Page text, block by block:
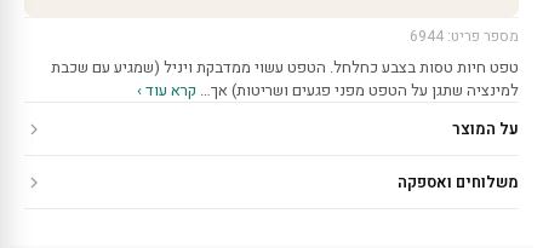
מספר פריט: 6944
טפט חיות טסות בצבע כחלחל. הטפט עשוי ממדבקת ויניל (שמגיע עם שכבת
למינציה שתגן על הטפט מפני פגעים ושריטות) אך… קרא עוד ›
על המוצר
משלוחים ואספקה